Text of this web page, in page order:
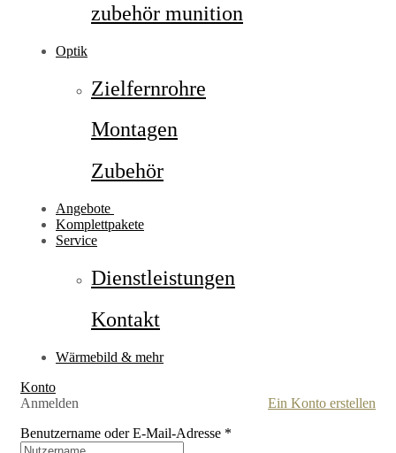
zubehör munition
Optik
Zielfernrohre
Montagen
Zubehör
Angebote
Komplettpakete
Service
Dienstleistungen
Kontakt
Wärmebild & mehr
Konto
Anmelden
Ein Konto erstellen
Benutzername oder E-Mail-Adresse *